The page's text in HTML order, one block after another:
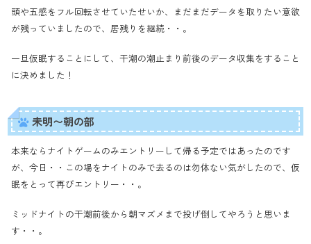
頭や五感をフル回転させていたせいか、まだまだデータを取りたい意欲
が残っていましたので、居残りを継続・・。
一旦仮眠することにして、干潮の潮止まり前後のデータ収集をすること
に決めました！
未明〜朝の部
本来ならナイトゲームのみエントリーして帰る予定ではあったのです
が、今日・・この場をナイトのみで去るのは勿体ない気がしたので、仮
眠をとって再びエントリー・・。
ミッドナイトの干潮前後から朝マズメまで投げ倒してやろうと思いま
す・・。